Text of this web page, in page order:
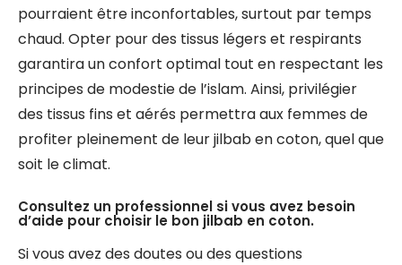
pourraient être inconfortables, surtout par temps
chaud. Opter pour des tissus légers et respirants
garantira un confort optimal tout en respectant les
principes de modestie de l’islam. Ainsi, privilégier
des tissus fins et aérés permettra aux femmes de
profiter pleinement de leur jilbab en coton, quel que
soit le climat.
Consultez un professionnel si vous avez besoin
d’aide pour choisir le bon jilbab en coton.
Si vous avez des doutes ou des questions